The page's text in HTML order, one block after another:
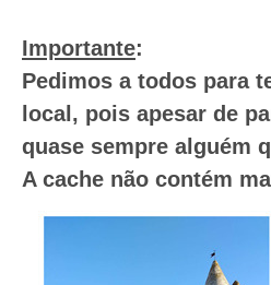
Importante:
Pedimos a todos para
local, pois apesar de
quase sempre alguém
A cache não contém